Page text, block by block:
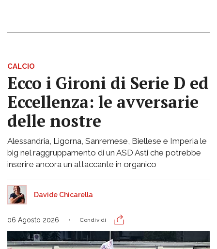
CALCIO
Ecco i Gironi di Serie D ed
Eccellenza: le avversarie
delle nostre
Alessandria, Ligorna, Sanremese, Biellese e Imperia le
big nel raggruppamento di un ASD Asti che potrebbe
inserire ancora un attaccante in organico
Davide Chicarella
06 Agosto 2026 Condividi